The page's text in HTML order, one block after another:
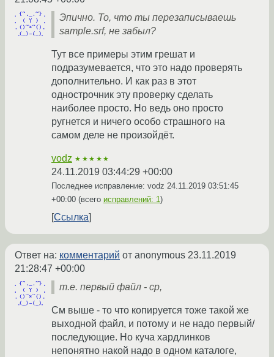
Эпично. То, что ты перезаписываешь
sample.srf, не забыл?
Тут все примеры этим грешат и
подразумевается, что это надо проверять
дополнительно. И как раз в этот
однострочник эту проверку сделать
наиболее просто. Но ведь оно просто
ругнется и ничего особо страшного на
самом деле не произойдёт.
vodz ★★★★★
24.11.2019 03:44:29 +00:00
Последнее исправление: vodz 24.11.2019 03:51:45
+00:00 (всего исправлений: 1)
Ссылка
Ответ на: комментарий от anonymous 23.11.2019
21:28:47 +00:00
т.е. первый файл - cp,
См выше - то что копируется тоже такой же
выходной файл, и потому и не надо первый/
последующие. Но куча хардлинков
непонятно накой надо в одном каталоге,